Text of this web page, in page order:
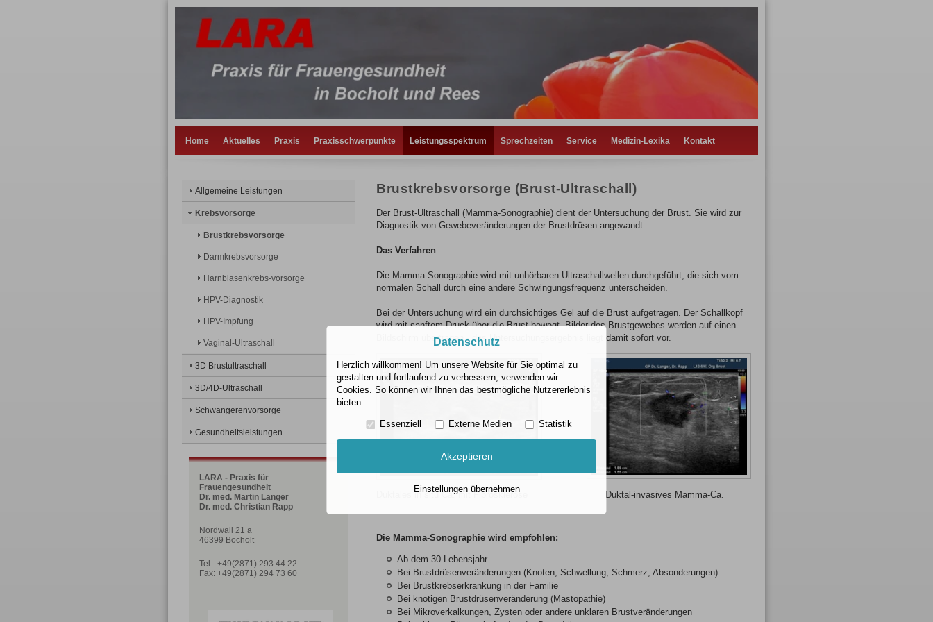
Home Aktuelles Praxis Praxisschwerpunkte Leistungsspektrum Sprechzeiten Service Medizin-Lexika Kontakt
Allgemeine Leistungen
Krebsvorsorge
Brustkrebsvorsorge
Darmkrebsvorsorge
Harnblasenkrebs-vorsorge
HPV-Diagnostik
HPV-Impfung
Vaginal-Ultraschall
3D Brustultraschall
3D/4D-Ultraschall
Schwangerenvorsorge
Gesundheitsleistungen
LARA - Praxis für
Frauengesundheit
Dr. med. Martin Langer
Dr. med. Christian Rapp
Nordwall 21 a
46399 Bocholt
Tel: +49(2871) 293 44 22
Fax: +49(2871) 294 73 60
Brustkrebsvorsorge (Brust-Ultraschall)
Der Brust-Ultraschall (Mamma-Sonographie) dient der Untersuchung der Brust. Sie wird zur
Diagnostik von Gewebeveränderungen der Brustdrüsen angewandt.
Das Verfahren
Die Mamma-Sonographie wird mit unhörbaren Ultraschallwellen durchgeführt, die sich vom
normalen Schall durch eine andere Schwingungsfrequenz unterscheiden.
Bei der Untersuchung wird ein durchsichtiges Gel auf die Brust aufgetragen. Der Schallkopf
wird mit sanftem Druck über die Brust bewegt. Bilder des Brustgewebes werden auf einen
Bildschirm übertragen - das Untersuchungsergebnis liegt damit sofort vor.
Duktales in situ Ca. mit Fibrosklerose Duktal-invasives Mamma-Ca.
Die Mamma-Sonographie wird empfohlen:
Ab dem 30 Lebensjahr
Bei Brustdrüsenveränderungen (Knoten, Schwellung, Schmerz, Absonderungen)
Bei Brustkrebserkrankung in der Familie
Bei knotigen Brustdrüsenveränderung (Mastopathie)
Bei Mikroverkalkungen, Zysten oder andere unklaren Brustveränderungen
Datenschutz
Herzlich willkommen! Um unsere Website für Sie optimal zu
gestalten und fortlaufend zu verbessern, verwenden wir
Cookies. So können wir Ihnen das bestmögliche Nutzererlebnis
bieten.
Essenziell Externe Medien Statistik
Akzeptieren
Einstellungen übernehmen